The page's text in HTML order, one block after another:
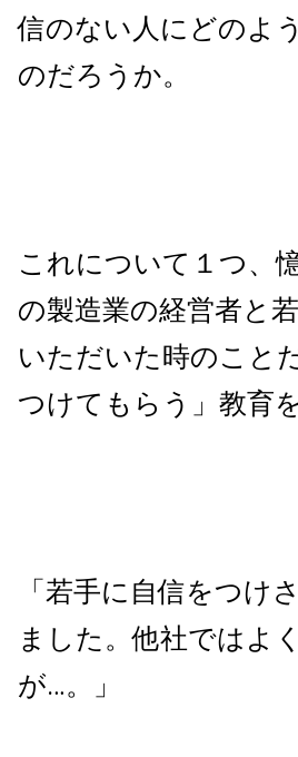
信のない人にどのよ
のだろうか。
これについて１つ、
の製造業の経営者と
いただいた時のこと
つけてもらう」教育
「若手に自信をつけ
ました。他社ではよ
が…。」